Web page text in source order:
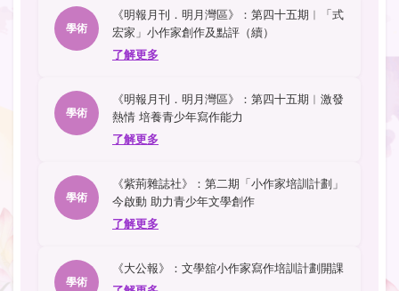
學術
《明報月刊．明月灣區》：第四十五期︱「式
宏家」小作家創作及點評（續）
了解更多
學術
《明報月刊．明月灣區》：第四十五期︱激發
熱情 培養青少年寫作能力
了解更多
學術
《紫荊雜誌社》：第二期「小作家培訓計劃」
今啟動 助力青少年文學創作
了解更多
學術
《大公報》：文學舘小作家寫作培訓計劃開課